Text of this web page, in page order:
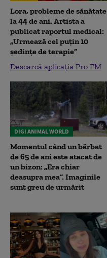
Lora, probleme de sănătate
la 44 de ani. Artista a
publicat raportul medical:
„Urmează cel puțin 10
ședințe de terapie”
Descarcă aplicația Pro FM
DIGI ANIMAL WORLD
Momentul când un bărbat
de 65 de ani este atacat de
un bizon: „Era chiar
deasupra mea”. Imaginile
sunt greu de urmărit